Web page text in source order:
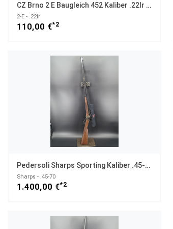
CZ Brno 2 E Baugleich 452 Kaliber .22lr Mit ZF Gewinde 1/2x20 UNF
2-E - .22lr
110,00 €*2
Pedersoli Sharps Sporting Kaliber .45-70 Auchkanntlauf ZF
Sharps - .45-70
1.400,00 €*2